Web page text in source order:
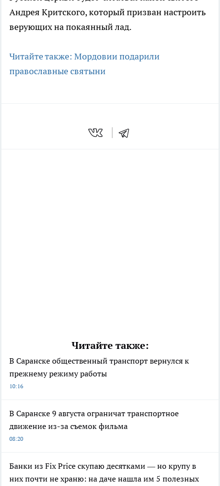
Андрея Критского, который призван настроить
верующих на покаянный лад.
Читайте также: Мордовии подарили
православные святыни
Читайте также:
В Саранске общественный транспорт вернулся к
прежнему режиму работы
10:16
В Саранске 9 августа ограничат транспортное
движение из-за съемок фильма
08:20
Банки из Fix Price скупаю десятками — но крупу в
них почти не храню: на даче нашла им 5 полезных